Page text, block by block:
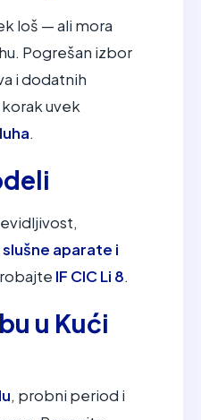
loš — ali mora
Pogrešan izbor
i dodatnih
uvek
.
aparate i
IF CIC Li 8.
u Kući
, probni period i